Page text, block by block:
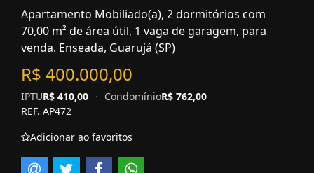
Apartamento Mobiliado(a), 2 dormitórios com
70,00 m² de área útil, 1 vaga de garagem, para
venda. Enseada, Guarujá (SP)
R$ 400.000,00
IPTUR$ 410,00 · CondomínioR$ 762,00
REF. AP472
Adicionar ao favoritos